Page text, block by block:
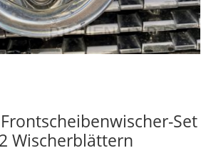
Set
Wischerblättern